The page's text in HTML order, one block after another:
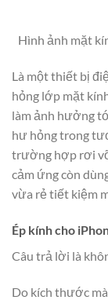
Hình ảnh mặt
Là một thiết bị
hỏng lớp mặt
làm ảnh hưởng
hư hỏng trong
trường hợp rơi
cảm ứng còn
vừa rẻ tiết kiệm
Ép kính cho
Câu trả lời là
Do kích thước